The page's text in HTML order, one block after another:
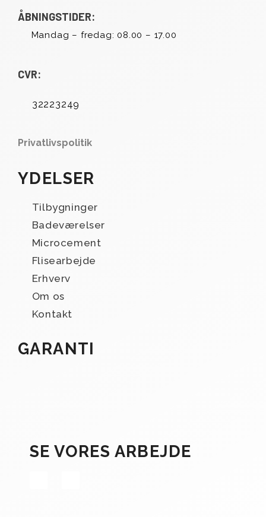
ÅBNINGSTIDER:
Mandag – fredag: 08.00 – 17.00
CVR:
32223249
Privatlivspolitik
YDELSER
Tilbygninger
Badeværelser
Microcement
Flisearbejde
Erhverv
Om os
Kontakt
GARANTI
SE VORES ARBEJDE